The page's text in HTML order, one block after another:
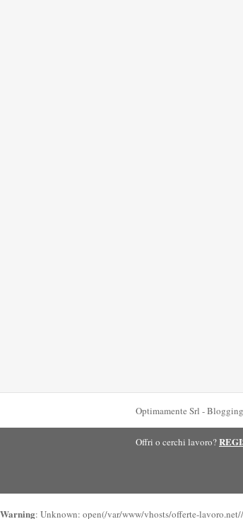
Optimamente Srl -
Offri o cerchi lavoro?
Warning: Unknown: open(/var/www/vhosts/offerte-